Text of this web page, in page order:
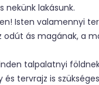
nekünk lakásunk.
Isten valamennyi
odút ás magának, a
talpalatnyi
tervrajz is